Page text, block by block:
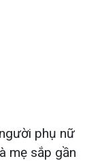
phụ nữ
mẹ sắp gần